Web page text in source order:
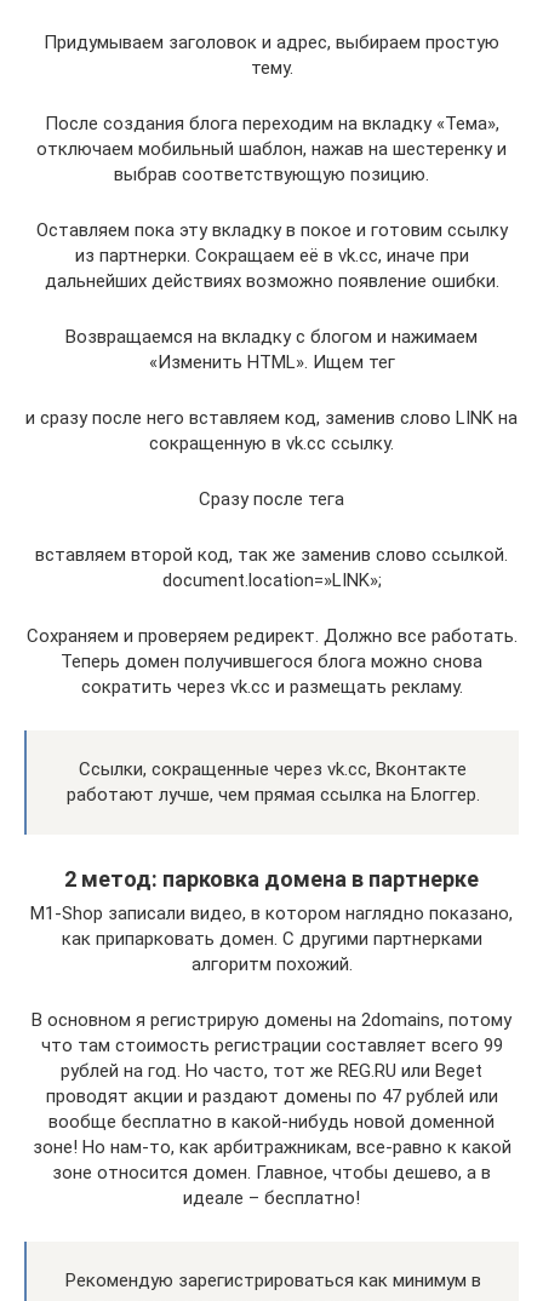
Придумываем заголовок и адрес, выбираем простую
тему.
После создания блога переходим на вкладку «Тема»,
отключаем мобильный шаблон, нажав на шестеренку и
выбрав соответствующую позицию.
Оставляем пока эту вкладку в покое и готовим ссылку
из партнерки. Сокращаем её в vk.cc, иначе при
дальнейших действиях возможно появление ошибки.
Возвращаемся на вкладку с блогом и нажимаем
«Изменить HTML». Ищем тег
и сразу после него вставляем код, заменив слово LINK на
сокращенную в vk.cc ссылку.
Сразу после тега
вставляем второй код, так же заменив слово ссылкой.
document.location=»LINK»;
Сохраняем и проверяем редирект. Должно все работать.
Теперь домен получившегося блога можно снова
сократить через vk.cc и размещать рекламу.
Ссылки, сокращенные через vk.cc, Вконтакте
работают лучше, чем прямая ссылка на Блоггер.
2 метод: парковка домена в партнерке
M1-Shop записали видео, в котором наглядно показано,
как припарковать домен. С другими партнерками
алгоритм похожий.
В основном я регистрирую домены на 2domains, потому
что там стоимость регистрации составляет всего 99
рублей на год. Но часто, тот же REG.RU или Beget
проводят акции и раздают домены по 47 рублей или
вообще бесплатно в какой-нибудь новой доменной
зоне! Но нам-то, как арбитражникам, все-равно к какой
зоне относится домен. Главное, чтобы дешево, а в
идеале – бесплатно!
Рекомендую зарегистрироваться как минимум в